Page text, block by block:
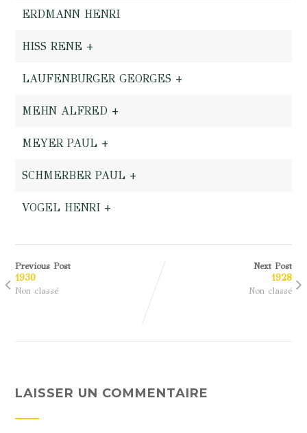
ERDMANN HENRI
HISS RENE +
LAUFENBURGER GEORGES +
MEHN ALFRED +
MEYER PAUL +
SCHMERBER PAUL +
VOGEL HENRI +
Previous Post
1930
Non classé
Next Post
1928
Non classé
LAISSER UN COMMENTAIRE